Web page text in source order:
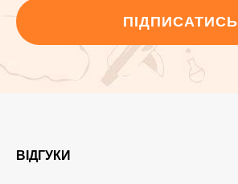
ПІДПИСАТИСЬ
ВІДГУКИ